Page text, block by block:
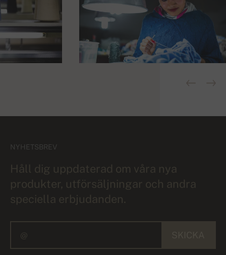
NYHETSBREV
Håll dig uppdaterad om våra nya
produkter, utförsäljningar och andra
speciella erbjudanden.